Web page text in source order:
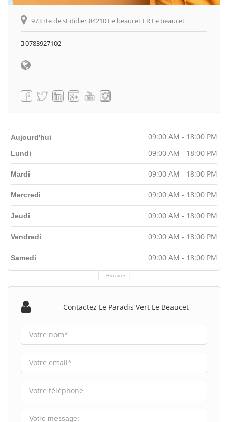
973 rte de st didier 84210 Le beaucet FR Le beaucet
0783927102
Aujourd'hui 09:00 AM - 18:00 PM
Horaires
Lundi 09:00 AM - 18:00 PM
Mardi 09:00 AM - 18:00 PM
Mercredi 09:00 AM - 18:00 PM
Jeudi 09:00 AM - 18:00 PM
Vendredi 09:00 AM - 18:00 PM
Samedi 09:00 AM - 18:00 PM
Contactez Le Paradis Vert Le Beaucet